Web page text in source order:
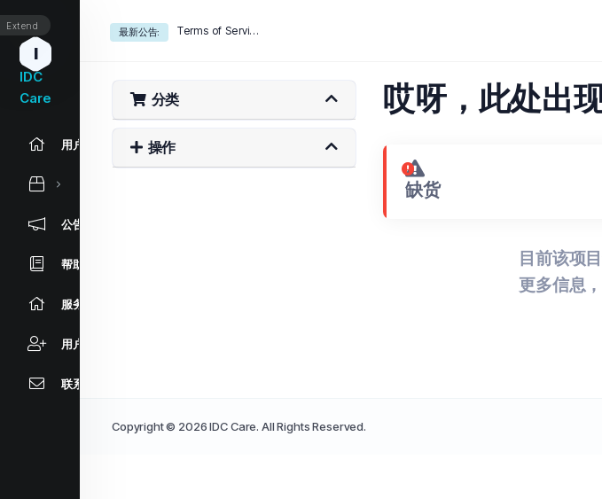
最新公告: Terms of Service
I
IDC
Care
Extend
用户中心
公告信息
帮助中心
服务状态
用户推广
联系我们
分类
操作
哎呀，此处出
缺货
目前该项
更多信息
Copyright © 2026 IDC Care. All Rights Reserved.